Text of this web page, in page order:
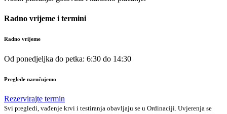
Radno vrijeme i termini
Radno vrijeme
Od ponedjeljka do petka: 6:30 do 14:30
Preglede naručujemo
Rezervirajte termin
Svi pregledi, vađenje krvi i testiranja obavljaju se u Ordinaciji. Uvjerenja se